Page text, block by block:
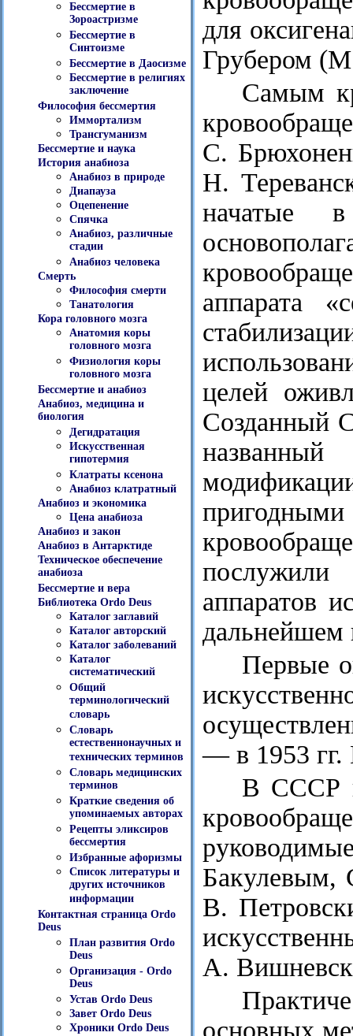
Бессмертие в
Зороастризме
Бессмертие в
Синтоизме
Бессмертие в Даосизме
Бессмертие в религиях
заключение
Философия бессмертия
Иммортализм
Трансгуманизм
Бессмертие и наука
История анабиоза
Анабиоз в природе
Диапауза
Оцепенение
Спячка
Анабиоз, различные
стадии
Анабиоз человека
Смерть
Философия смерти
Танатология
Кора головного мозга
Анатомия коры
головного мозга
Физиология коры
головного мозга
Бессмертие и анабиоз
Анабиоз, медицина и
биология
Дегидратация
Искусственная
гипотермия
Клатраты ксенона
Анабиоз клатратный
Анабиоз и экономика
Цена анабиоза
Анабиоз и закон
Анабиоз в Антарктиде
Техническое обеспечение
анабиоза
Бессмертие и вера
Библиотека Ordo Deus
Каталог заглавий
Каталог авторский
Каталог заболеваний
Каталог
систематический
Общий
терминологический
словарь
Словарь
естественнонаучных и
технических терминов
Словарь медицинских
терминов
Краткие сведения об
упоминаемых авторах
Рецепты эликсиров
бессмертия
Избранные афоризмы
Список литературы и
других источников
информации
Контактная страница Ordo
Deus
План развития Ordo
Deus
Организация - Ordo
Deus
Устав Ordo Deus
Завет Ordo Deus
Хроники Ordo Deus
для
Грубером
Самым
С.
Н.
начатые
аппарата
целей
Созданный
пригодными
послужили
аппаратов
дальнейшем
Первые
— в 1953 гг.
В СССР
В.
А.
основных